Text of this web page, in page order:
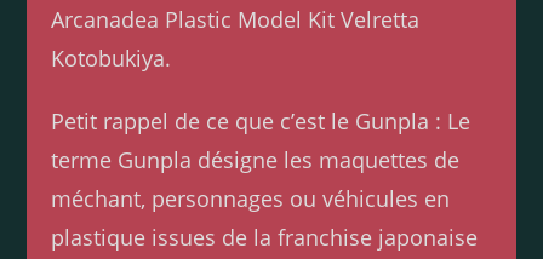
Arcanadea Plastic Model Kit Velretta
Kotobukiya.
Petit rappel de ce que c’est le Gunpla : Le
terme Gunpla désigne les maquettes de
méchant, personnages ou véhicules en
plastique issues de la franchise japonaise